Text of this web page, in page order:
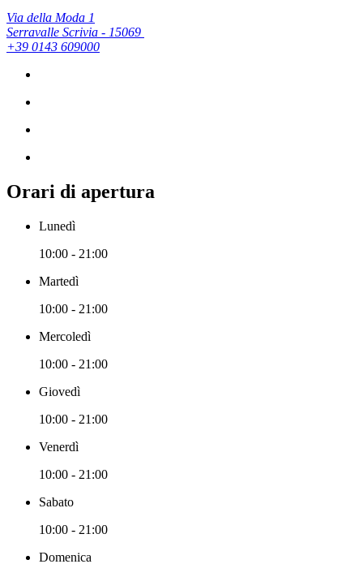
Via della Moda 1
Serravalle Scrivia - 15069
+39 0143 609000
Orari di apertura
Lunedì
10:00 - 21:00
Martedì
10:00 - 21:00
Mercoledì
10:00 - 21:00
Giovedì
10:00 - 21:00
Venerdì
10:00 - 21:00
Sabato
10:00 - 21:00
Domenica